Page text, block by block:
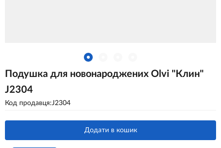
Подушка для новонароджених Olvi "Клин"
J2304
Код продавця:J2304
Додати в кошик